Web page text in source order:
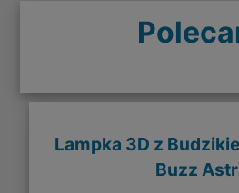
Lampka 3D z
Buzz